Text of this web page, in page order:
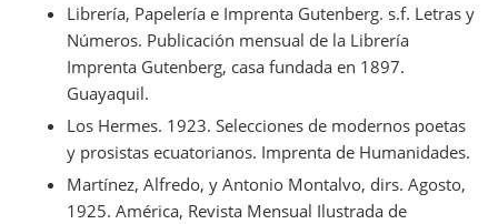
Librería, Papelería e Imprenta Gutenberg. s.f. Letras y
Números. Publicación mensual de la Librería
Imprenta Gutenberg, casa fundada en 1897.
Guayaquil.
Los Hermes. 1923. Selecciones de modernos poetas
y prosistas ecuatorianos. Imprenta de Humanidades.
Martínez, Alfredo, y Antonio Montalvo, dirs. Agosto,
1925. América, Revista Mensual Ilustrada de